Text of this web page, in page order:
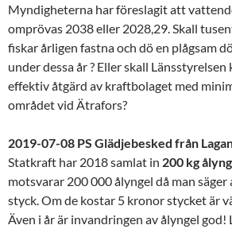
Myndigheterna har föreslagit att
omprövas 2038 eller 2028,29. Skall
fiskar årligen fastna och dö en plågsam
under dessa år ? Eller skall Länsstyrelsen
effektiv åtgärd av kraftbolaget med
området vid Ätrafors?
2019-07-08 PS Glädjebesked från
Statkraft har 2018 samlat in 200 kg
motsvarar 200 000 ålyngel då man säger
styck. Om de kostar 5 kronor stycket är
Även i år är invandringen av ålyngel god!